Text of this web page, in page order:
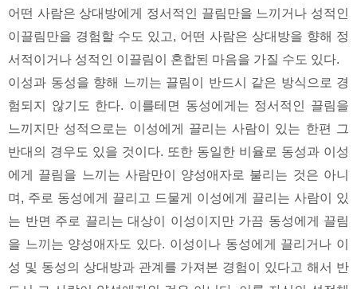
어떤 사람은 상대방에게 정서적인 끌림만을 느끼거나 성적인
이끌림만을 경험할 수도 있고, 어떤 사람은 상대방을 향해 정
서적이거나 성적인 이끌림이 혼합된 마음을 가질 수도 있다.
이성과 동성을 향해 느끼는 끌림이 반드시 같은 방식으로 경
험되지 않기도 한다. 이를테면 동성에게는 정서적인 끌림을
느끼지만 성적으로는 이성에게 끌리는 사람이 있는 한편 그
반대의 경우도 있을 것이다. 또한 동일한 비율로 동성과 이성
에게 끌림을 느끼는 사람만이 양성애자로 불리는 것은 아니
며, 주로 동성에게 끌리고 드물게 이성에게 끌리는 사람이 있
는 반면 주로 끌리는 대상이 이성이지만 가끔 동성에게 끌림
을 느끼는 양성애자도 있다. 이성이나 동성에게 끌리거나 이
성 및 동성의 상대방과 관계를 가져본 경험이 있다고 해서 반